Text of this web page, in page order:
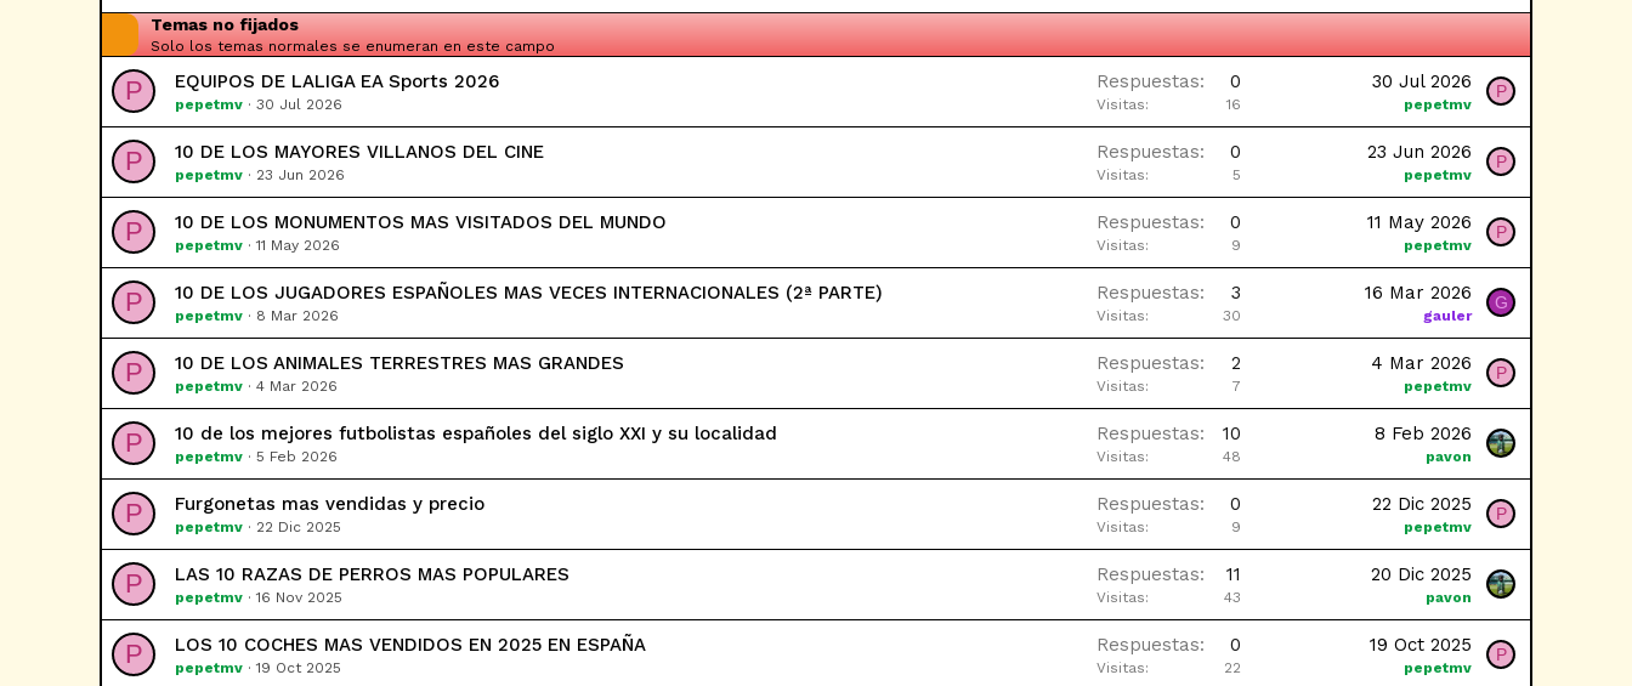
d
o
c
l
Temas no fijados
Solo los temas normales se enumeran en este campo
P EQUIPOS DE LALIGA EA Sports 2026
pepetmv 30 Jul 2026
Respuestas 0
Visitas 16
30 Jul 2026
pepetmv
P
P 10 DE LOS MAYORES VILLANOS DEL CINE
pepetmv 23 Jun 2026
Respuestas 0
Visitas 5
23 Jun 2026
pepetmv
P
P 10 DE LOS MONUMENTOS MAS VISITADOS DEL MUNDO
pepetmv 11 May 2026
Respuestas 0
Visitas 9
11 May 2026
pepetmv
P
P 10 DE LOS JUGADORES ESPAÑOLES MAS VECES INTERNACIONALES (2ª PARTE)
pepetmv 8 Mar 2026
Respuestas 3
Visitas 30
16 Mar 2026
gauler
G
P 10 DE LOS ANIMALES TERRESTRES MAS GRANDES
pepetmv 4 Mar 2026
Respuestas 2
Visitas 7
4 Mar 2026
pepetmv
P
P 10 de los mejores futbolistas españoles del siglo XXI y su localidad
pepetmv 5 Feb 2026
Respuestas 10
Visitas 48
8 Feb 2026
pavon
P Furgonetas mas vendidas y precio
pepetmv 22 Dic 2025
Respuestas 0
Visitas 9
22 Dic 2025
pepetmv
P
P LAS 10 RAZAS DE PERROS MAS POPULARES
pepetmv 16 Nov 2025
Respuestas 11
Visitas 43
20 Dic 2025
pavon
P LOS 10 COCHES MAS VENDIDOS EN 2025 EN ESPAÑA
pepetmv 19 Oct 2025
Respuestas 0
Visitas 22
19 Oct 2025
pepetmv
P